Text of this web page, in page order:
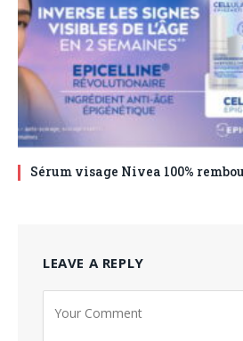
Sérum visage Nivea 100%
LEAVE A REPLY